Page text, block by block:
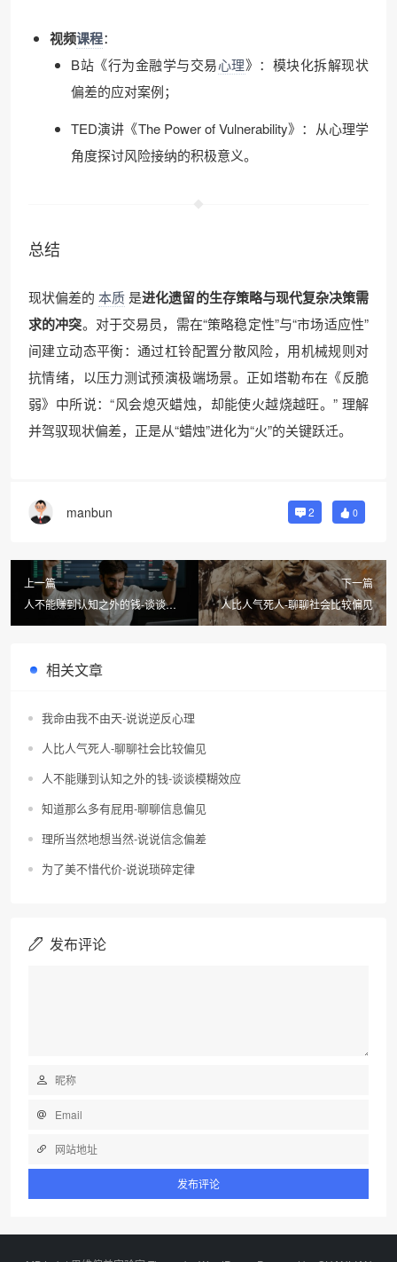
视频课程：
B站《行为金融学与交易心理》：模块化拆解现状
偏差的应对案例；
TED演讲《The Power of Vulnerability》：从心理学
角度探讨风险接纳的积极意义。
总结
现状偏差的 本质 是进化遗留的生存策略与现代复杂决策需
求的冲突。对于交易员，需在“策略稳定性”与“市场适应性”
间建立动态平衡：通过杠铃配置分散风险，用机械规则对
抗情绪，以压力测试预演极端场景。正如塔勒布在《反脆
弱》中所说：“风会熄灭蜡烛，却能使火越烧越旺。” 理解
并驾驭现状偏差，正是从“蜡烛”进化为“火”的关键跃迁。
manbun 2 0
上一篇
人不能赚到认知之外的钱-谈谈模
下一篇
人比人气死人-聊聊社会比较偏见
相关文章
我命由我不由天-说说逆反心理
人比人气死人-聊聊社会比较偏见
人不能赚到认知之外的钱-谈谈模糊效应
知道那么多有屁用-聊聊信息偏见
理所当然地想当然-说说信念偏差
为了美不惜代价-说说琐碎定律
发布评论